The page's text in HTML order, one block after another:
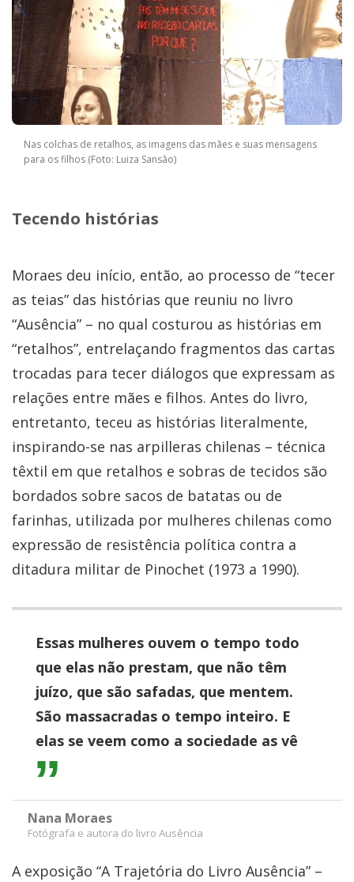
Nas colchas de retalhos, as imagens das mães e suas mensagens
para os filhos (Foto: Luiza Sansão)
Tecendo histórias
Moraes deu início, então, ao processo de “tecer
as teias” das histórias que reuniu no livro
“Ausência” – no qual costurou as histórias em
“retalhos”, entrelaçando fragmentos das cartas
trocadas para tecer diálogos que expressam as
relações entre mães e filhos. Antes do livro,
entretanto, teceu as histórias literalmente,
inspirando-se nas arpilleras chilenas – técnica
têxtil em que retalhos e sobras de tecidos são
bordados sobre sacos de batatas ou de
farinhas, utilizada por mulheres chilenas como
expressão de resistência política contra a
ditadura militar de Pinochet (1973 a 1990).
Essas mulheres ouvem o tempo todo
que elas não prestam, que não têm
juízo, que são safadas, que mentem.
São massacradas o tempo inteiro. E
elas se veem como a sociedade as vê
Nana Moraes
Fotógrafa e autora do livro Ausência
A exposição “A Trajetória do Livro Ausência” –